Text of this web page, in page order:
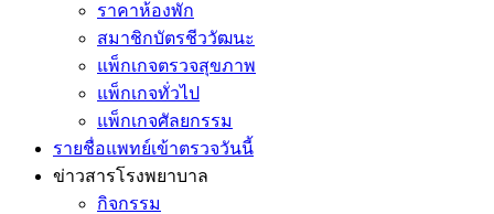
ราคาห้องพัก
สมาชิกบัตรชีววัฒนะ
แพ็กเกจตรวจสุขภาพ
แพ็กเกจทั่วไป
แพ็กเกจศัลยกรรม
รายชื่อแพทย์เข้าตรวจวันนี้
ข่าวสารโรงพยาบาล
กิจกรรม